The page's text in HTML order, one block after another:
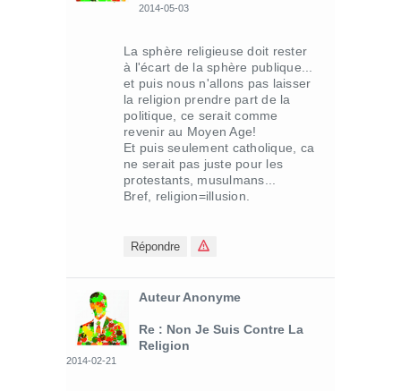
2014-05-03
La sphère religieuse doit rester
à l'écart de la sphère publique...
et puis nous n'allons pas laisser
la religion prendre part de la
politique, ce serait comme
revenir au Moyen Age!
Et puis seulement catholique, ca
ne serait pas juste pour les
protestants, musulmans...
Bref, religion=illusion.
Répondre
Auteur Anonyme
Re : Non Je Suis Contre La
Religion
2014-02-21